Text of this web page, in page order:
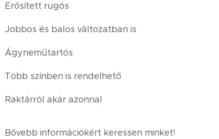
Erősített rugós
Jobbos és balos változatban is
Ágyneműtartós
Több színben is rendelhető
Raktárról akár azonnal
Bővebb információkért keressen minket!